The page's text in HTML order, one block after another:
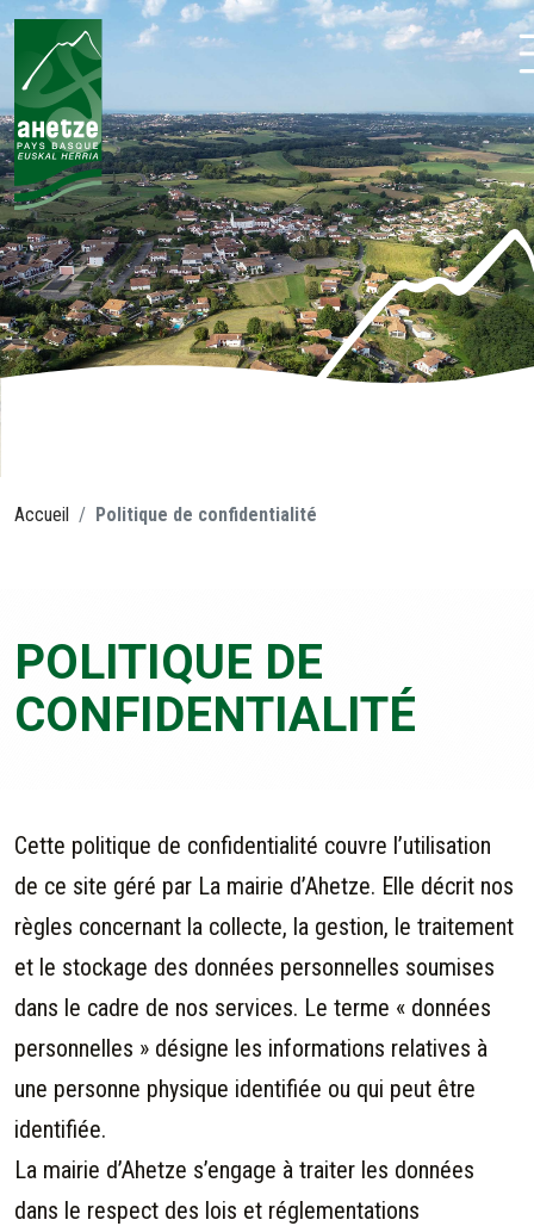
Aller
contenu
Ahetze
Accueil Politique de confidentialité
POLITIQUE DE
CONFIDENTIALITÉ
Cette politique de confidentialité couvre l’utilisation
de ce site géré par La mairie d’Ahetze. Elle décrit nos
règles concernant la collecte, la gestion, le traitement
et le stockage des données personnelles soumises
dans le cadre de nos services. Le terme « données
personnelles » désigne les informations relatives à
une personne physique identifiée ou qui peut être
identifiée.
La mairie d’Ahetze s’engage à traiter les données
dans le respect des lois et réglementations